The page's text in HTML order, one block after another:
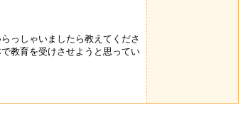
っしゃいましたら教えてくださ
教育を受けさせようと思ってい